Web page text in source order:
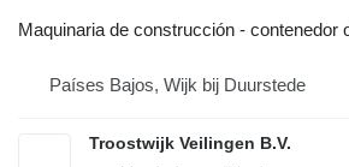
Maquinaria de construcción - contenedor
Países Bajos, Wijk bij Duurstede
Troostwijk Veilingen B.V.